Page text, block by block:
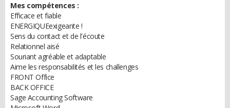
Mes compétences :
Efficace et fiable
ENERGIQUEexigeante !
Sens du contact et de l'écoute
Relationnel aisé
Souriant agréable et adaptable
Aime les responsabilités et les challenges
FRONT Office
BACK OFFICE
Sage Accounting Software